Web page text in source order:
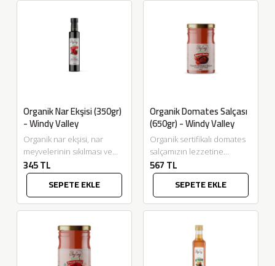
Organik Nar Ekşisi (350gr)
- Windy Valley
Organik nar ekşisi, nar
meyvelerinin sıkılması ve
fermente edilmesiyle elde
edilen doğal bir sırdır. Bu
lezzetli sos,...
345 TL
SEPETE EKLE
Organik Domates Salçası
(650gr) - Windy Valley
Organik sertifikalı domates
salçamızın lezzetine
bayılacaksınız. Çorba, sos,
makarna sosu, pizza sosu
çeşnilendirmede
kullanabilirsiniz. Ayrıca,
salata sosları,...
567 TL
SEPETE EKLE